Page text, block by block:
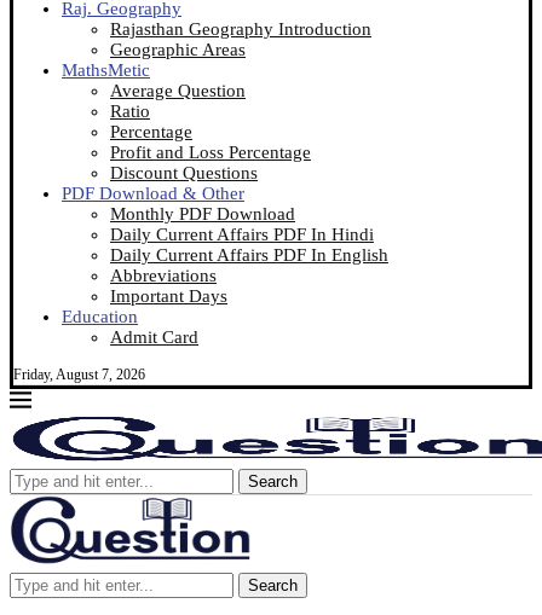
Raj. Geography
Rajasthan Geography Introduction
Geographic Areas
MathsMetic
Average Question
Ratio
Percentage
Profit and Loss Percentage
Discount Questions
PDF Download & Other
Monthly PDF Download
Daily Current Affairs PDF In Hindi
Daily Current Affairs PDF In English
Abbreviations
Important Days
Education
Admit Card
Friday, August 7, 2026
Search
Search